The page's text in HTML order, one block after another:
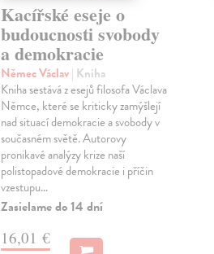
Kacířské eseje o
budoucnosti svobody
a demokracie
Němec Václav| Kniha
Kniha sestává z esejů filosofa Václava
Němce, které se kriticky zamýšlejí
nad situací demokracie a svobody v
současném světě. Autorovy
pronikavé analýzy krize naší
polistopadové demokracie i příčin
vzestupu…
Zasielame do 14 dní
16,01 €